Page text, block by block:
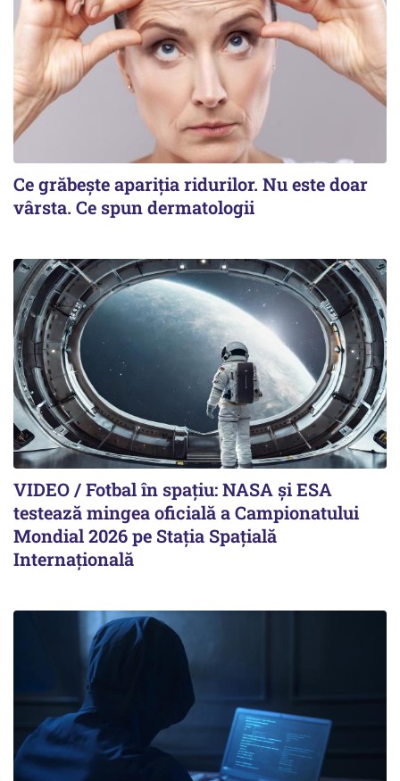
Ce grăbește apariția ridurilor. Nu este doar
vârsta. Ce spun dermatologii
VIDEO / Fotbal în spațiu: NASA și ESA
testează mingea oficială a Campionatului
Mondial 2026 pe Staţia Spaţială
Internaţională